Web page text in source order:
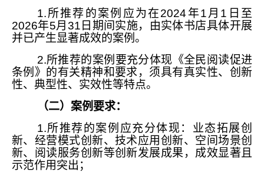
1.所推荐的案例应为在2024年1月1日至
2026年5月31日期间实施，由实体书店具体开展
并已产生显著成效的案例。
2.所推荐的案例要充分体现《全民阅读促进
条例》的有关精神和要求，须具有真实性、创新
性、典型性、实效性等特点。
（二）案例要求：
1.所推荐的案例应充分体现：业态拓展创
新、经营模式创新、技术应用创新、空间场景创
新、阅读服务创新等创新发展成果，成效显著且
示范作用突出；